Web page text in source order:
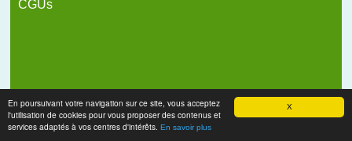
X
En poursuivant votre navigation sur ce site, vous acceptez
l'utilisation de cookies pour vous proposer des contenus et
services adaptés à vos centres d'intérêts. En savoir plus
CGUs